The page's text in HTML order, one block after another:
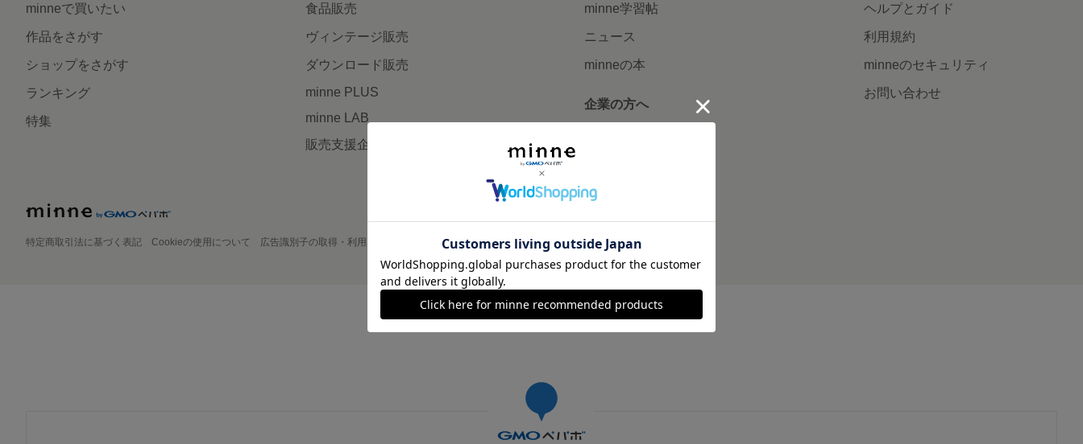
minneで買いたい
作品をさがす
ショップをさがす
ランキング
特集
食品販売
ヴィンテージ販売
ダウンロード販売
minne PLUS
minne LAB
販売支援企画・イベント
minne学習帖
ニュース
minneの本
企業の方へ
ヘルプとガイド
利用規約
minneのセキュリティ
お問い合わせ
特定商取引法に基づく表記 Cookieの使用について 広告識別子の取得・利用 プライバシーポリシー 会社概要 採用情報 メディアキット
©GMO Pepabo, Inc. All rights reserved.